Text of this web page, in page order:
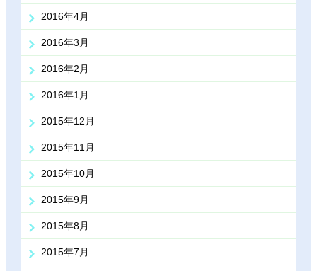
2016年4月
2016年3月
2016年2月
2016年1月
2015年12月
2015年11月
2015年10月
2015年9月
2015年8月
2015年7月